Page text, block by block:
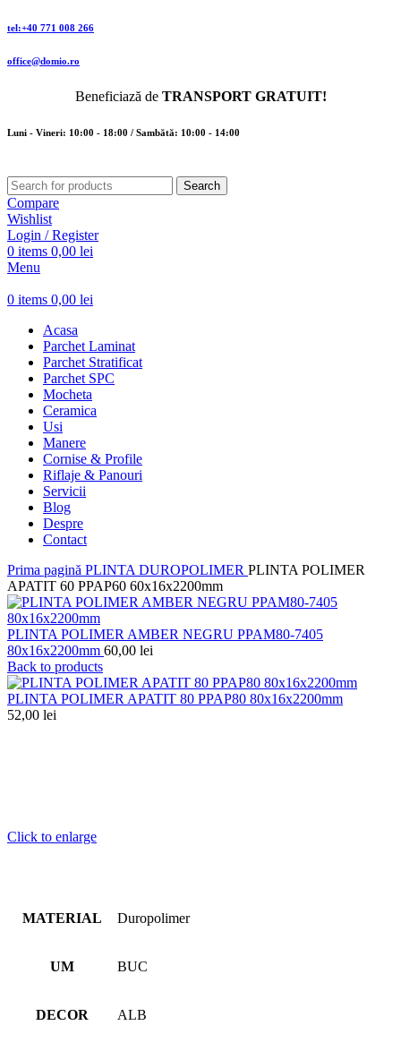
tel:+40 771 008 266
office@domio.ro
Beneficiază de TRANSPORT GRATUIT!
Luni - Vineri: 10:00 - 18:00 / Sambătă: 10:00 - 14:00
Search
Compare
Wishlist
Login / Register
0 items 0,00 lei
Menu
0 items 0,00 lei
Acasa
Parchet Laminat
Parchet Stratificat
Parchet SPC
Mocheta
Ceramica
Usi
Manere
Cornise & Profile
Riflaje & Panouri
Servicii
Blog
Despre
Contact
Prima pagină PLINTA DUROPOLIMER PLINTA POLIMER
APATIT 60 PPAP60 60x16x2200mm
PLINTA POLIMER AMBER NEGRU PPAM80-7405
80x16x2200mm 60,00 lei
Back to products
PLINTA POLIMER APATIT 80 PPAP80 80x16x2200mm
52,00 lei
Click to enlarge
MATERIAL Duropolimer
UM BUC
DECOR ALB